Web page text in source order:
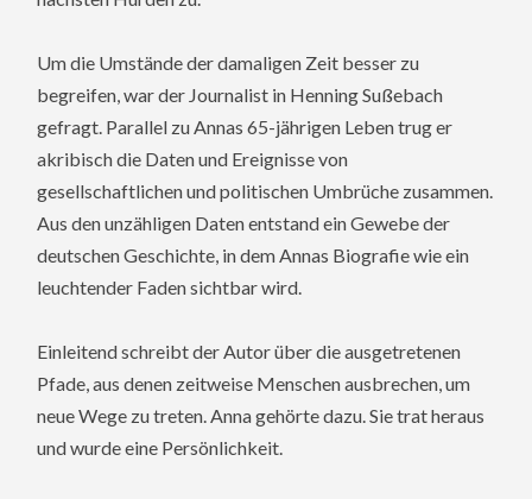
Um die Umstände der damaligen Zeit besser zu
begreifen, war der Journalist in Henning Sußebach
gefragt. Parallel zu Annas 65-jährigen Leben trug er
akribisch die Daten und Ereignisse von
gesellschaftlichen und politischen Umbrüche zusammen.
Aus den unzähligen Daten entstand ein Gewebe der
deutschen Geschichte, in dem Annas Biografie wie ein
leuchtender Faden sichtbar wird.
Einleitend schreibt der Autor über die ausgetretenen
Pfade, aus denen zeitweise Menschen ausbrechen, um
neue Wege zu treten. Anna gehörte dazu. Sie trat heraus
und wurde eine Persönlichkeit.